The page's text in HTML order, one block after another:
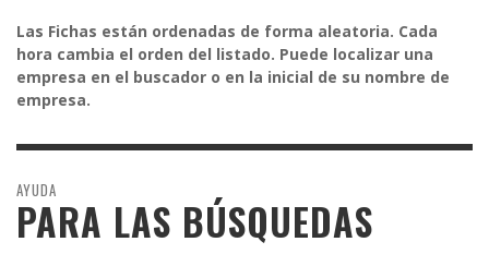
Las Fichas están ordenadas de forma aleatoria. Cada
hora cambia el orden del listado. Puede localizar una
empresa en el buscador o en la inicial de su nombre de
empresa.
AYUDA
PARA LAS BÚSQUEDAS